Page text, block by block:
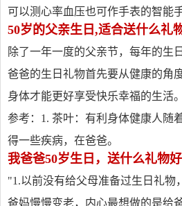
可以测心率血压也可作手表的智能
50岁的父亲生日,适合送什么礼
除了一年一度的父亲节，每年的生
爸爸的生日礼物首先要从健康的角
身体才能更好享受快乐幸福的生活
参考：1. 茶叶：有利身体健康人随
得一些疾病，在爸爸。
我爸爸50岁生日，送什么礼物好
"1.以前没有给父母准备过生日礼物
爸妈慢慢变老，内心最想做的是给